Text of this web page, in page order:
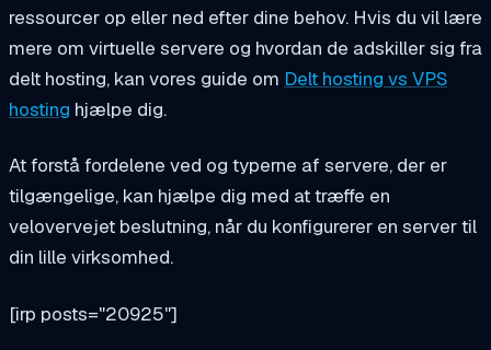
ressourcer op eller ned efter dine behov. Hvis du vil lære
mere om virtuelle servere og hvordan de adskiller sig fra
delt hosting, kan vores guide om Delt hosting vs VPS
hosting hjælpe dig.
At forstå fordelene ved og typerne af servere, der er
tilgængelige, kan hjælpe dig med at træffe en
velovervejet beslutning, når du konfigurerer en server til
din lille virksomhed.
[irp posts="20925"]